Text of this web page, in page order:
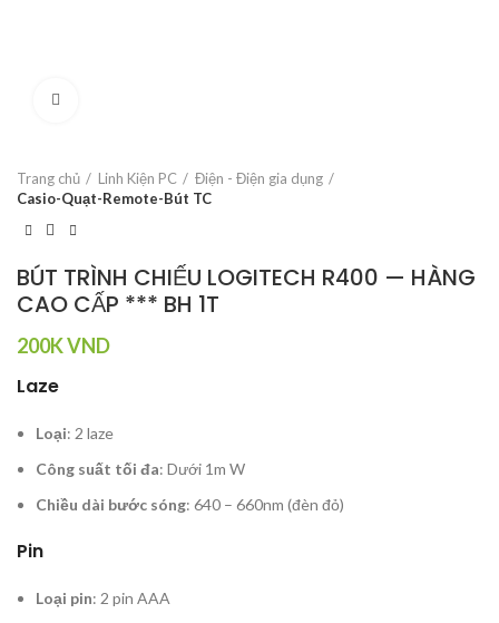
Trang chủ Linh Kiện PC
Điện - Điện gia dụng
Casio-Quạt-Remote-Bút TC
BÚT TRÌNH CHIẾU LOGITECH R400 — HÀNG
CAO CẤP *** BH 1T
200KVND
Laze
Loại: 2 laze
Công suất tối đa: Dưới 1m W
Chiều dài bước sóng: 640 – 660nm (đèn đỏ)
Pin
Loại pin: 2 pin AAA